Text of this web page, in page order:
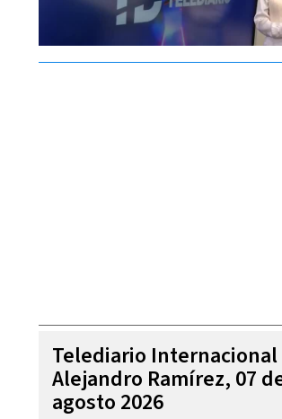
Telediario Internacional
Alejandro Ramírez, 07
agosto 2026